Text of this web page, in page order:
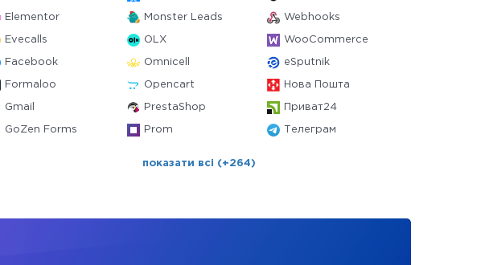
Elementor Monster Leads Webhooks
Evecalls OLX WooCommerce
Facebook Omnicell eSputnik
Formaloo Opencart Нова Пошта
Gmail PrestaShop Приват24
GoZen Forms Prom Телеграм
показати всі (+264)